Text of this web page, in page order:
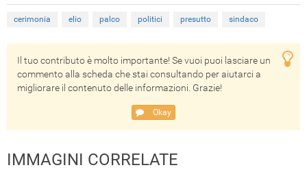
cerimonia elio palco politici presutto sindaco
Il tuo contributo è molto importante! Se vuoi puoi lasciare un
commento alla scheda che stai consultando per aiutarci a
migliorare il contenuto delle informazioni. Grazie!
Okay
IMMAGINI CORRELATE